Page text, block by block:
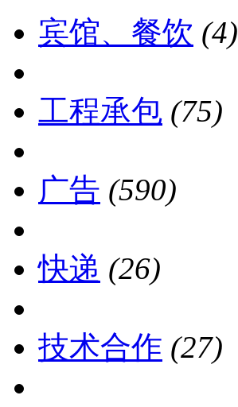
宾馆、餐饮 (4)
工程承包 (75)
广告 (590)
快递 (26)
技术合作 (27)